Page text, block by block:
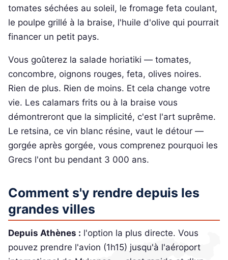
tomates séchées au soleil, le fromage feta coulant,
le poulpe grillé à la braise, l'huile d'olive qui pourrait
financer un petit pays.
Vous goûterez la salade horiatiki — tomates,
concombre, oignons rouges, feta, olives noires.
Rien de plus. Rien de moins. Et cela change votre
vie. Les calamars frits ou à la braise vous
démontreront que la simplicité, c'est l'art suprême.
Le retsina, ce vin blanc résine, vaut le détour —
gorgée après gorgée, vous comprenez pourquoi les
Grecs l'ont bu pendant 3 000 ans.
Comment s'y rendre depuis les
grandes villes
Depuis Athènes : l'option la plus directe. Vous
pouvez prendre l'avion (1h15) jusqu'à l'aéroport